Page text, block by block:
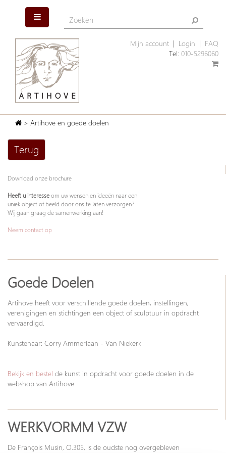
Mijn account| Login
FAQ
Tel: 010-5296060
> Artihove en goede doelen
Terug
Download onze brochure
Heeft u interesse om uw wensen en ideeën naar een
uniek object of beeld door ons te laten verzorgen?
Wij gaan graag de samenwerking aan!
Neem contact op
Goede Doelen
Artihove heeft voor verschillende goede doelen, instellingen,
verenigingen en stichtingen een object of sculptuur in opdracht
vervaardigd.
Kunstenaar: Corry Ammerlaan - Van Niekerk
Bekijk en bestel de kunst in opdracht voor goede doelen in de
webshop van Artihove.
WERKVORMM VZW
De François Musin, O.305, is de oudste nog overgebleven